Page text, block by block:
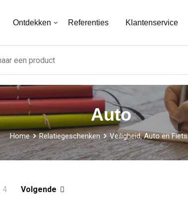
Ontdekken Referenties Klantenservice
Auto
Home Relatiegeschenken Veiligheid, Auto en Fiets
4 Volgende